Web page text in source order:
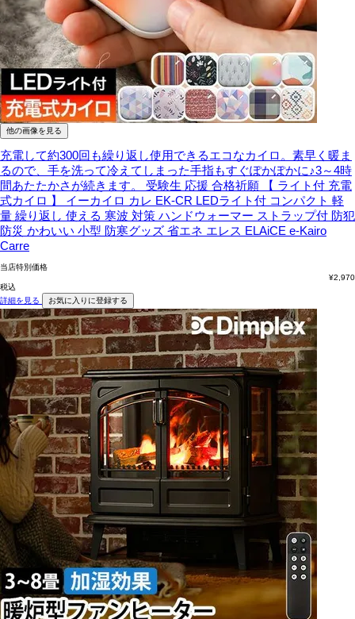
他の画像を見る
充電して約300回も繰り返し使用できるエコなカイロ。素早く暖ま
るので、手を洗って冷えてしまった手指もすぐぽかぽかに♪3～4時
間あたたかさが続きます。
受験生 応援 合格祈願 【 ライト付 充電
式カイロ 】 イーカイロ カレ EK-CR LEDライト付 コンパクト 軽
量 繰り返し 使える 寒波 対策 ハンドウォーマー ストラップ付 防犯
防災 かわいい 小型 防寒グッズ 省エネ エレス ELAiCE e-Kairo
Carre
当店特別価格
¥2,970
税込
詳細を見る
お気に入りに登録する